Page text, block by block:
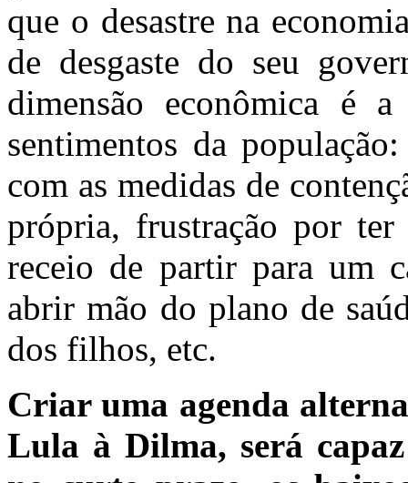
que o desastre na
de desgaste do seu
dimensão econômica é
sentimentos da
com as medidas de
própria, frustração por
receio de partir para um
abrir mão do plano de
dos filhos, etc.
Criar uma agenda
Lula à Dilma, será